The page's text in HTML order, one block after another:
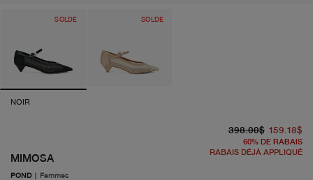
SOLDE SOLDE
NOIR
MIMOSA
POND | Femmes
398.00$ 159.18$
60% DE RABAIS
RABAIS DÉJÀ APPLIQUÉ